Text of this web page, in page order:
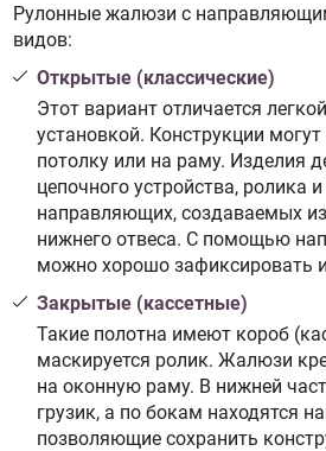
Рулонные жалюзи с
видов:
Открытые (классические)
Этот вариант отличается
установкой. Конструкции могут
потолку или на раму. Изделия
цепочного устройства, ролика
направляющих, создаваемых
нижнего отвеса. С помощью
можно хорошо зафиксировать
Закрытые (кассетные)
Такие полотна имеют короб
маскируется ролик. Жалюзи
на оконную раму. В нижней
грузик, а по бокам находятся
позволяющие сохранить